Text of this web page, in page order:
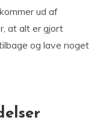
ud af
at alt er gjort
og lave noget